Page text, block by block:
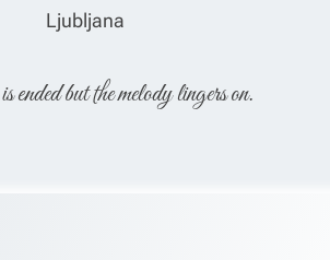
Ljubljana
ended but the melody lingers on.